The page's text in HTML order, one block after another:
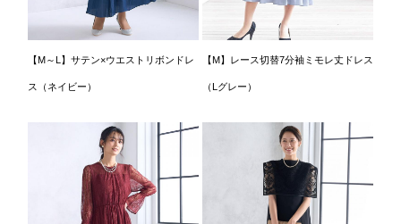
【M～L】サテン×ウエストリボンドレ
ス（ネイビー）
【M】レース切替7分袖ミモレ丈ドレス
（Lグレー）